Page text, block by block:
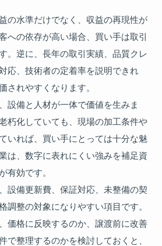
の水準だけでなく、収益の再現性が
への依存が高い場合、買い手は取引
。逆に、長年の取引実績、品質クレ
応、技術者の定着率を説明できれ
されやすくなります。
設備と人材が一体で価値を生みま
朽化していても、現場の加工条件や
いれば、買い手にとっては十分な魅
は、数字に表れにくい強みを補足資
有効です。
設備更新費、保証対応、未整備の契
調整の対象になりやすい項目です。
価格に反映するのか、譲渡前に改善
で整理するのかを検討しておくと、